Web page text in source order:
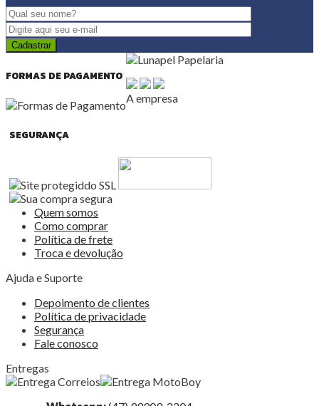
FORMAS DE PAGAMENTO
SEGURANÇA
A empresa
Quem somos
Como comprar
Política de frete
Troca e devolução
Ajuda e Suporte
Depoimento de clientes
Política de privacidade
Segurança
Fale conosco
Entregas